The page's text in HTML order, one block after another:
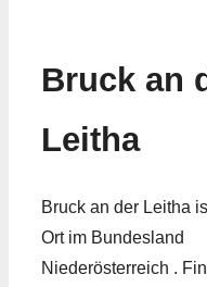
Bruck an
Leitha
Bruck an der Leitha
Ort im Bundesland
Niederösterreich .